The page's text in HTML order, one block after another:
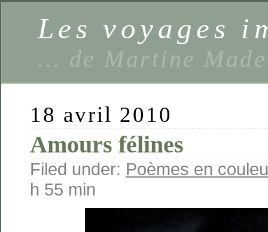
Les voyages
… de Martine
18 avril 2010
Amours félines
Filed under: Poèmes en
h 55 min